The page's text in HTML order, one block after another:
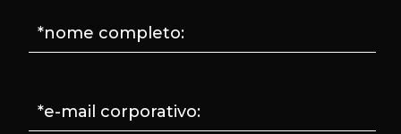
*nome completo:
*e-mail corporativo: